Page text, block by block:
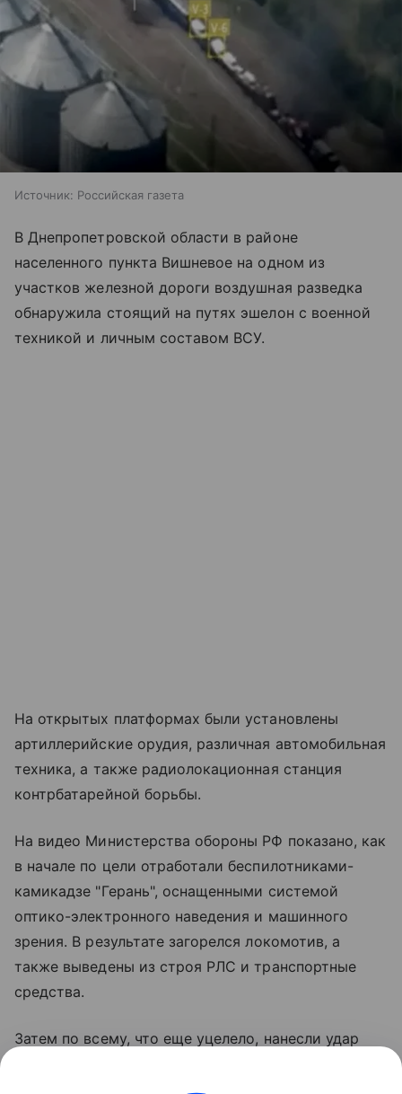
Источник: Российская газета
В Днепропетровской области в районе
населенного пункта Вишневое на одном из
участков железной дороги воздушная разведка
обнаружила стоящий на путях эшелон с военной
техникой и личным составом ВСУ.
На открытых платформах были установлены
артиллерийские орудия, различная автомобильная
техника, а также радиолокационная станция
контрбатарейной борьбы.
На видео Министерства обороны РФ показано, как
в начале по цели отработали беспилотниками-
камикадзе "Герань", оснащенными системой
оптико-электронного наведения и машинного
зрения. В результате загорелся локомотив, а
также выведены из строя РЛС и транспортные
средства.
Затем по всему, что еще уцелело, нанесли удар
"Искандер-М", как пишут в некоторых источниках,